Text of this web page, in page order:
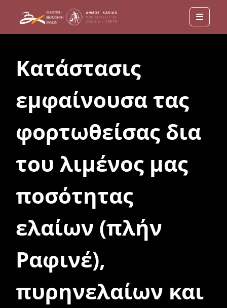
Menu
Κατάστασις
εμφαίνουσα τας
φορτωθείσας δια
του λιμένος μας
ποσότητας
ελαίων (πλήν
Ραφινέ),
πυρηνελαίων και